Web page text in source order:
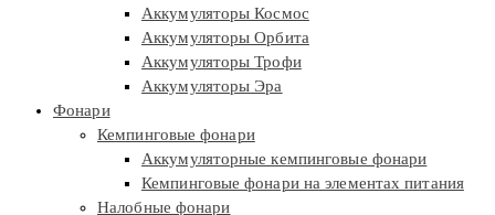
Аккумуляторы Космос
Аккумуляторы Орбита
Аккумуляторы Трофи
Аккумуляторы Эра
Фонари
Кемпинговые фонари
Аккумуляторные кемпинговые фонари
Кемпинговые фонари на элементах питания
Налобные фонари